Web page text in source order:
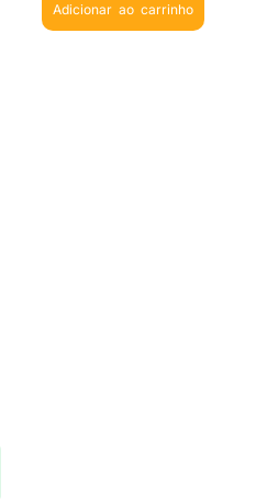
Adicionar ao carrinho